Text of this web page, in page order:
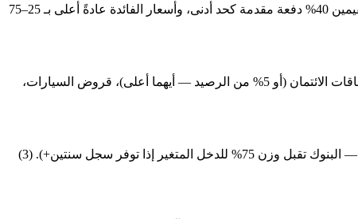
HSBC UAE وMashreq وStandard Chartered وEmirates NBD وADCB وRAKBANK لديها منتجات رهن لغير المقيمين. يحتاج غير المقيمين 40% دفعة مقدمة كحد أدنى، وأسعار الفائدة عادةً أعلى بـ 25–75
نسبة عبء الدين (DBR) من المصرف المركزي تحدد إجمالي خدمة الدين الشهرية بـ 50% من الدخل الإجمالي. تُحسب: الحد الأدنى لبطاقات الائتمان (أو 5% من الرصيد — أيهما أعلى)، قروض السيارات،
نعم — ثلاث خطوات عالية الأثر: (1) سداد بطاقة بفائدة مرتفعة (يحسّن DBR فوراً). (2) توثيق دخل إضافي (مكافآت، إيجار، أرباح أسهم — البنوك تقبل وزن 75% للدخل المتغير إذا توفر سجل سنتين+). (3)